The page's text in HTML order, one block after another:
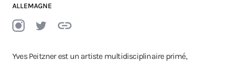
ALLEMAGNE
Yves Peitzner est un artiste multidisciplinaire primé,